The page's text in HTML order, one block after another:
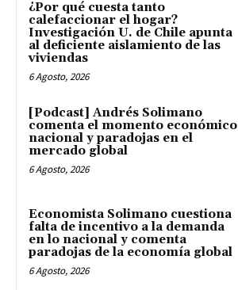
¿Por qué cuesta tanto
calefaccionar el hogar?
Investigación U. de Chile apunta
al deficiente aislamiento de las
viviendas
6 Agosto, 2026
[Podcast] Andrés Solimano
comenta el momento económico
nacional y paradojas en el
mercado global
6 Agosto, 2026
Economista Solimano cuestiona
falta de incentivo a la demanda
en lo nacional y comenta
paradojas de la economía global
6 Agosto, 2026